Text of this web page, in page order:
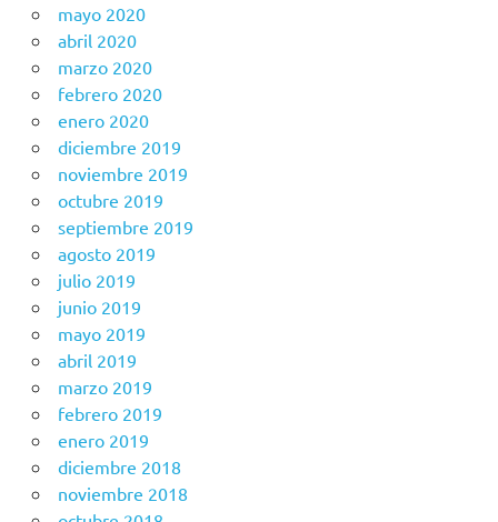
mayo 2020
abril 2020
marzo 2020
febrero 2020
enero 2020
diciembre 2019
noviembre 2019
octubre 2019
septiembre 2019
agosto 2019
julio 2019
junio 2019
mayo 2019
abril 2019
marzo 2019
febrero 2019
enero 2019
diciembre 2018
noviembre 2018